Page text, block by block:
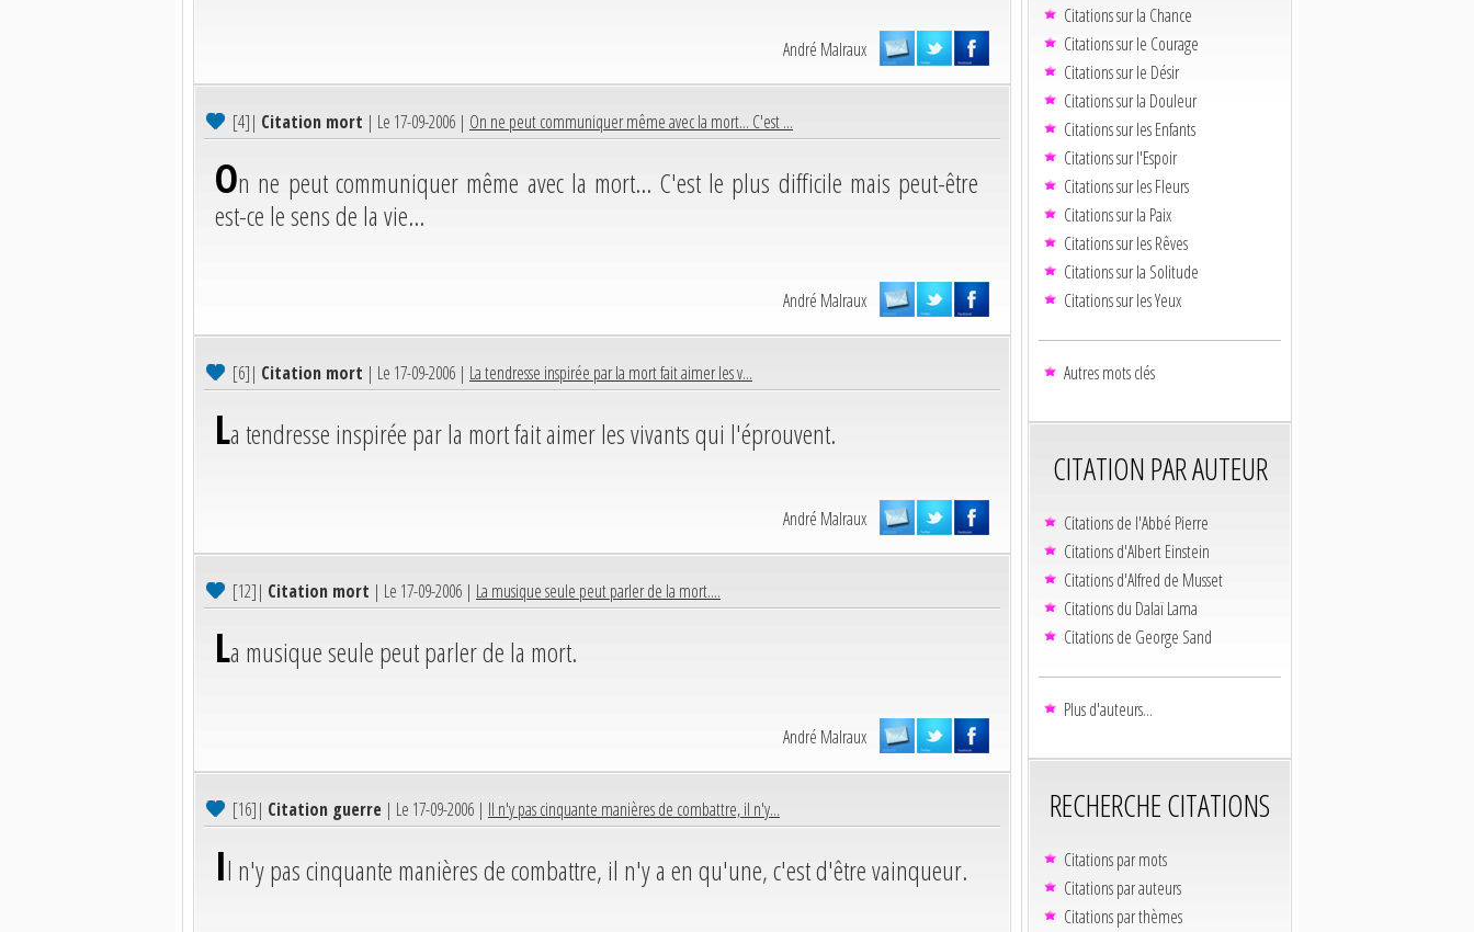
André Malraux
[4]| Citation mort | Le 17-09-2006 | On ne peut communiquer même avec la mort... C'est ...
On ne peut communiquer même avec la mort... C'est le plus difficile mais peut-être
est-ce le sens de la vie...
André Malraux
[6]| Citation mort | Le 17-09-2006 | La tendresse inspirée par la mort fait aimer les v...
La tendresse inspirée par la mort fait aimer les vivants qui l'éprouvent.
André Malraux
[12]| Citation mort | Le 17-09-2006 | La musique seule peut parler de la mort....
La musique seule peut parler de la mort.
André Malraux
[16]| Citation guerre | Le 17-09-2006 | Il n'y pas cinquante manières de combattre, il n'y...
Il n'y pas cinquante manières de combattre, il n'y a en qu'une, c'est d'être vainqueur.
Citations sur la Chance
Citations sur le Courage
Citations sur le Désir
Citations sur la Douleur
Citations sur les Enfants
Citations sur l'Espoir
Citations sur les Fleurs
Citations sur la Paix
Citations sur les Rêves
Citations sur la Solitude
Citations sur les Yeux
Autres mots clés
CITATION PAR AUTEUR
Citations de l'Abbé Pierre
Citations d'Albert Einstein
Citations d'Alfred de Musset
Citations du Dalaï Lama
Citations de George Sand
Plus d'auteurs...
RECHERCHE CITATIONS
Citations par mots
Citations par auteurs
Citations par thèmes